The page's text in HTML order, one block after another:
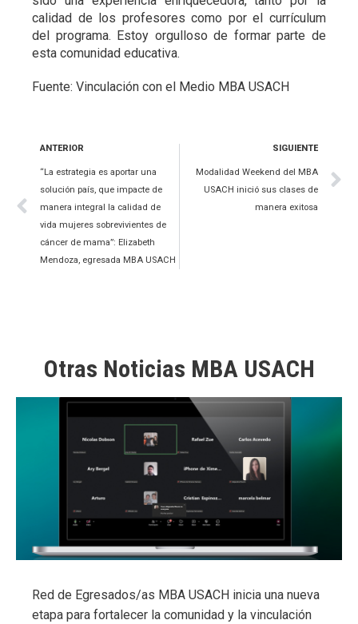
calidad de los profesores como por el currículum
del programa. Estoy orgulloso de formar parte de
esta comunidad educativa.
Fuente: Vinculación con el Medio MBA USACH
ANTERIOR
“La estrategia es aportar una
solución país, que impacte de
manera integral la calidad de
vida mujeres sobrevivientes de
cáncer de mama”: Elizabeth
Mendoza, egresada MBA USACH
SIGUIENTE
Modalidad Weekend del MBA
USACH inició sus clases de
manera exitosa
Otras Noticias MBA USACH
Red de Egresados/as MBA USACH inicia una nueva
etapa para fortalecer la comunidad y la vinculación